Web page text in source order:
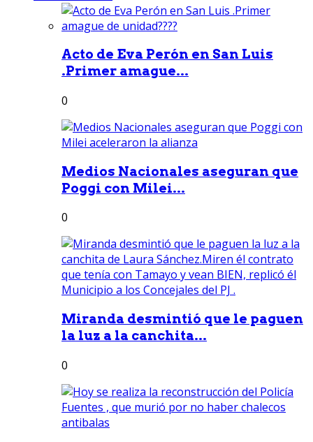
Acto de Eva Perón en San Luis
.Primer amague...
0
Medios Nacionales aseguran que
Poggi con Milei...
0
Miranda desmintió que le paguen
la luz a la canchita...
0